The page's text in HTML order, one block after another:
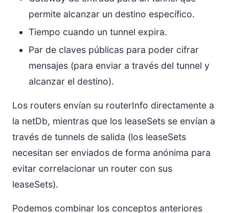
permite alcanzar un destino específico.
Tiempo cuando un tunnel expira.
Par de claves públicas para poder cifrar
mensajes (para enviar a través del tunnel y
alcanzar el destino).
Los routers envían su routerInfo directamente a
la netDb, mientras que los leaseSets se envían a
través de tunnels de salida (los leaseSets
necesitan ser enviados de forma anónima para
evitar correlacionar un router con sus
leaseSets).
Podemos combinar los conceptos anteriores